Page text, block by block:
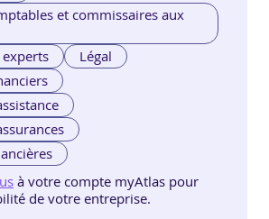
et commissaires aux
Légal
à votre compte myAtlas pour
de votre entreprise.